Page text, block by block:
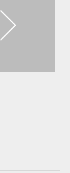
ŁAPACZ SNÓW-